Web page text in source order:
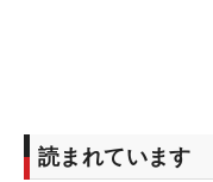
読まれています